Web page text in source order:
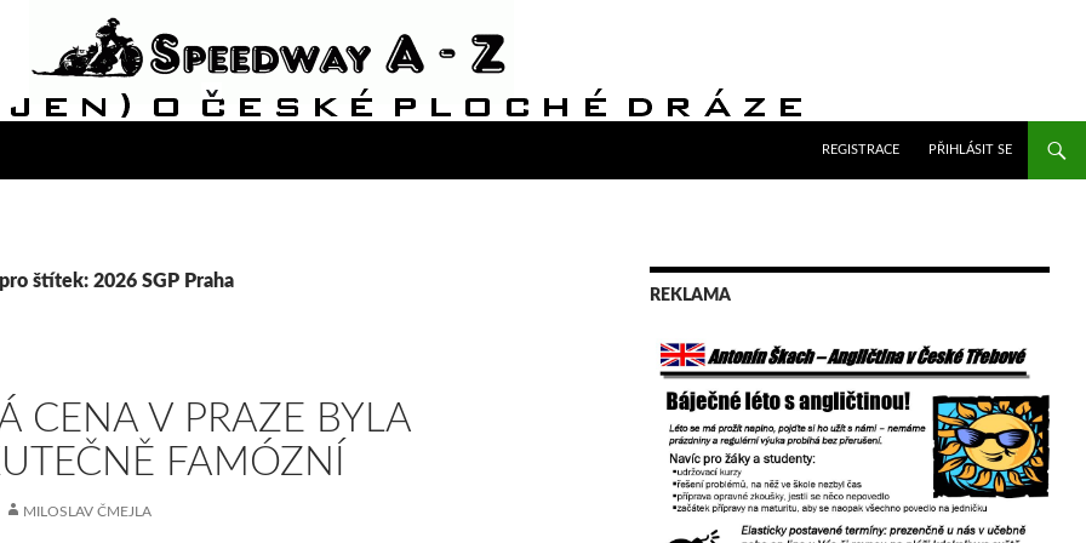
REGISTRACE
PŘIHLÁSIT SE
štítek: 2026 SGP Praha
CENA V PRAZE BYLA
FAMÓZNÍ
MILOSLAV ČMEJLA
REKLAMA